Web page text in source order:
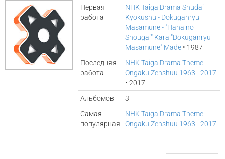
Первая
работа
NHK Taiga Drama Shudai
Kyokushu - Dokuganryu
Masamune - "Hana no
Shougai" Kara "Dokuganryu
Masamune" Made • 1987
Последняя
работа
NHK Taiga Drama Theme
Ongaku Zenshuu 1963 - 2017
• 2017
Альбомов
3
Самая
популярная
NHK Taiga Drama Theme
Ongaku Zenshuu 1963 - 2017